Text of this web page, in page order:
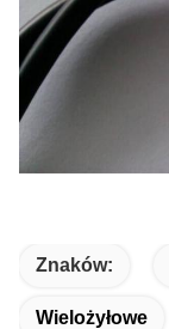
Znaków:
Wielożyłowe